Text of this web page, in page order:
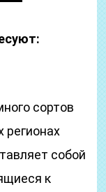
сортов
регионах
собой
к